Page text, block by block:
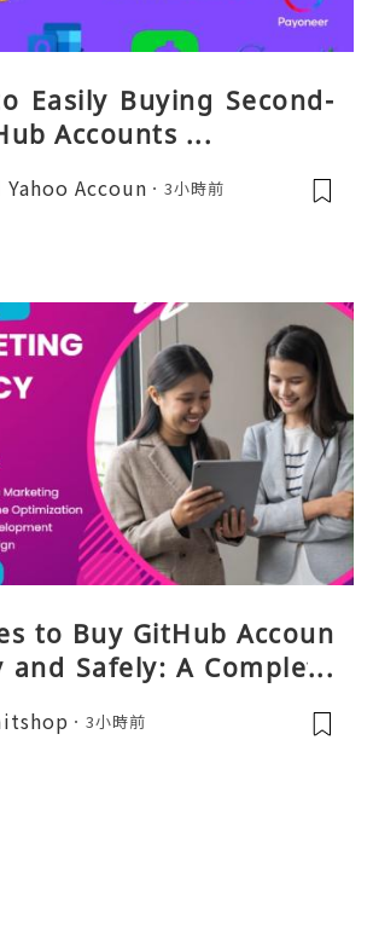
Easily Buying Second-
Accounts ...
Accoun 3小時前
to Buy GitHub Accoun
and Safely: A Complete
3小時前